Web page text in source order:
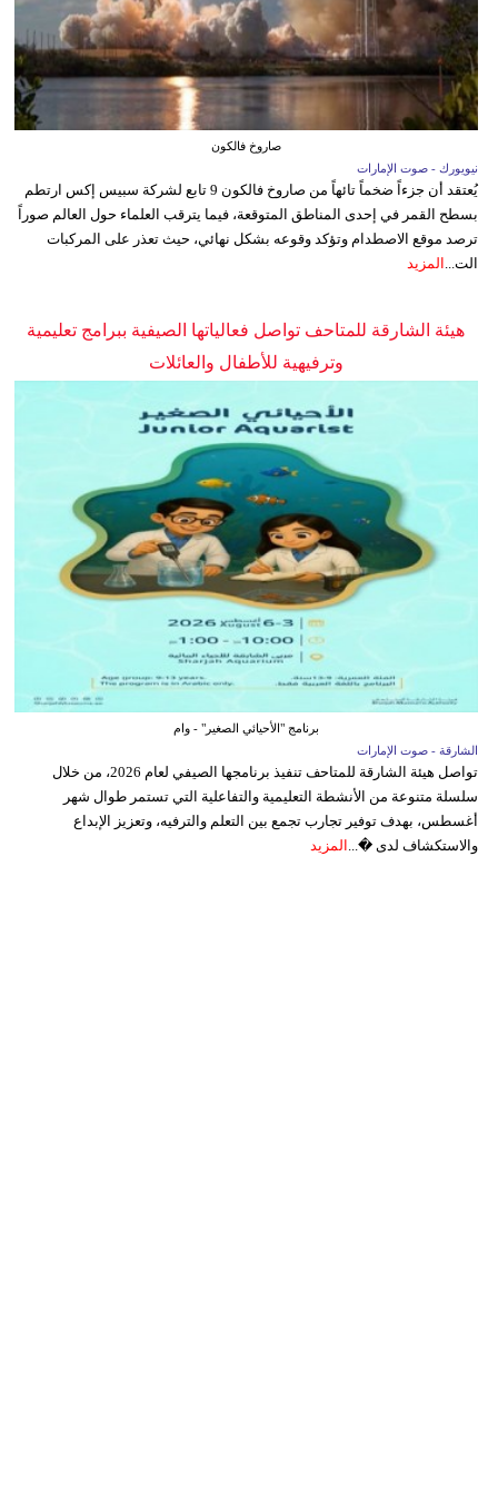
صاروخ فالكون
نيويورك - صوت الإمارات
يُعتقد أن جزءاً ضخماً تائهاً من صاروخ فالكون 9 تابع لشركة سبيس إكس ارتطم
بسطح القمر في إحدى المناطق المتوقعة، فيما يترقب العلماء حول العالم صوراً
ترصد موقع الاصطدام وتؤكد وقوعه بشكل نهائي، حيث تعذر على المركبات
الت...
المزيد
هيئة الشارقة للمتاحف تواصل فعالياتها الصيفية ببرامج تعليمية
وترفيهية للأطفال والعائلات
برنامج "الأحيائي الصغير" - وام
الشارقة - صوت الإمارات
تواصل هيئة الشارقة للمتاحف تنفيذ برنامجها الصيفي لعام 2026، من خلال
سلسلة متنوعة من الأنشطة التعليمية والتفاعلية التي تستمر طوال شهر
أغسطس، بهدف توفير تجارب تجمع بين التعلم والترفيه، وتعزيز الإبداع
والاستكشاف لدى �... المزيد